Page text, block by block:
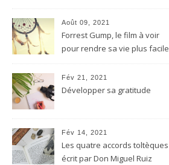
Août 09, 2021
Forrest Gump, le film à voir
pour rendre sa vie plus facile
Fév 21, 2021
Développer sa gratitude
Fév 14, 2021
Les quatre accords toltèques
écrit par Don Miguel Ruiz